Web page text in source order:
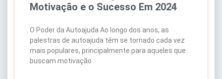
Motivação e o Sucesso Em 2024
O Poder da Autoajuda Ao longo dos anos, as
palestras de autoajuda têm se tornado cada vez
mais populares, principalmente para aqueles que
buscam motivação